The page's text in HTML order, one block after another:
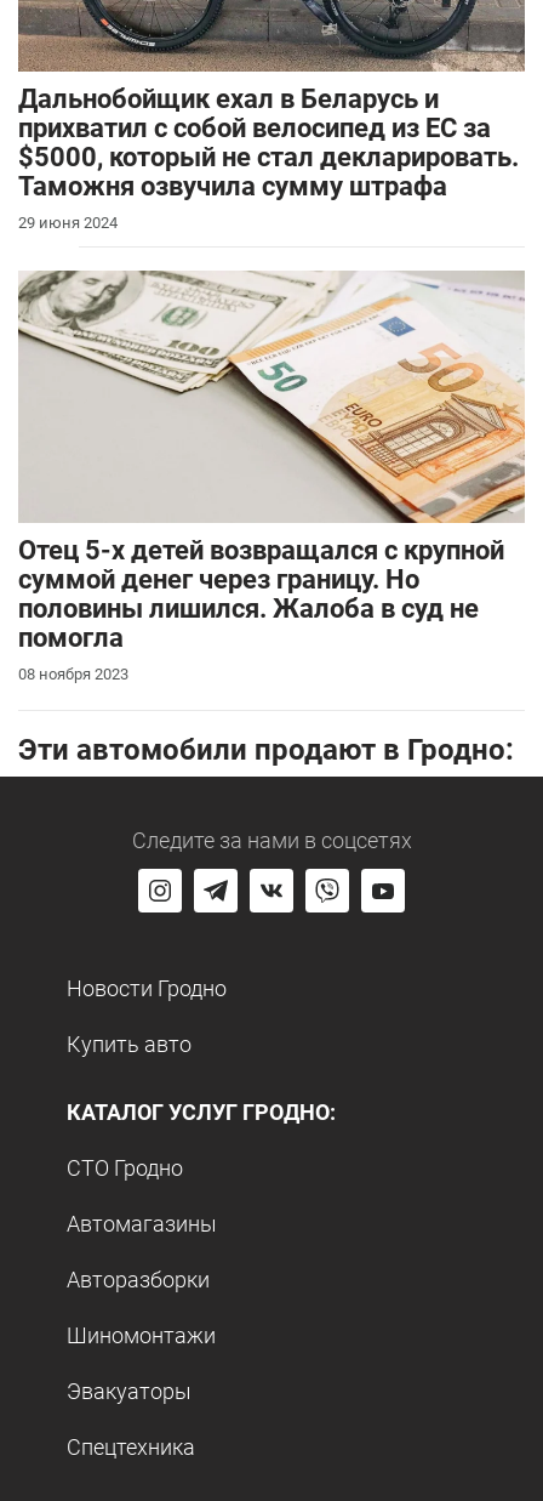
Дальнобойщик ехал в Беларусь и
прихватил с собой велосипед из ЕС за
$5000, который не стал декларировать.
Таможня озвучила сумму штрафа
29 июня 2024
Отец 5-х детей возвращался с крупной
суммой денег через границу. Но
половины лишился. Жалоба в суд не
помогла
08 ноября 2023
Эти автомобили продают в Гродно:
Следите за нами в соцсетях
Новости Гродно
Купить авто
КАТАЛОГ УСЛУГ ГРОДНО:
СТО Гродно
Автомагазины
Авторазборки
Шиномонтажи
Эвакуаторы
Спецтехника